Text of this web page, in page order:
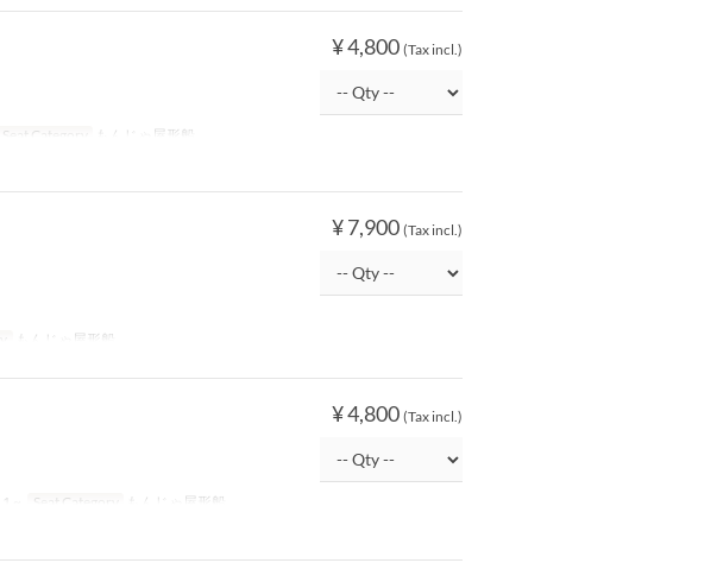
¥ 4,800 (Tax incl.)
Seat Category もんじゃ屋形船
¥ 7,900 (Tax incl.)
もんじゃ屋形船
¥ 4,800 (Tax incl.)
1 ~ Seat Category もんじゃ屋形船